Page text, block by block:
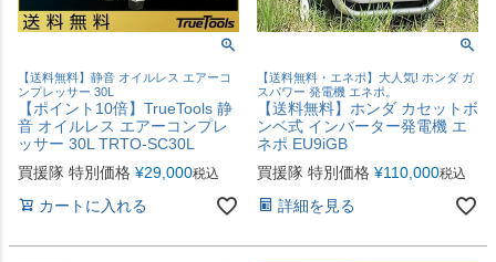
【送料無料】静音 オイルレス エアーコ
ンプレッサー 30L
【ポイント10倍】TrueTools 静
音 オイルレス エアーコンプレ
ッサー 30L TRTO-SC30L
買援隊 特別価格 ¥29,000税込
カートに入れる
【送料無料・エネポ】大人気! ホンダ ガ
スパワー 発電機 エネポ。
【送料無料】ホンダ カセットボ
ンベ式 インバーター発電機 エ
ネポ EU9iGB
買援隊 特別価格 ¥110,000税込
詳細を見る